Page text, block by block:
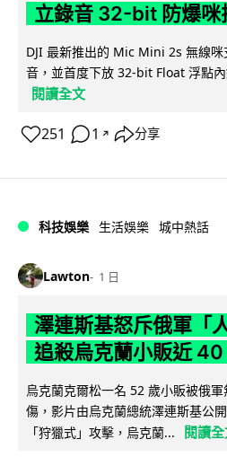
立錄音 32-bit 防爆咪
DJI 最新推出的 Mic Mini 2s 無線
音，並首度下放 32-bit Float 浮點
閱讀全文
251 1 ↗ 分享
科技娛樂 生活娛樂 城中熱話
Lawton 1 日
澤連斯基怒斥俄軍「
追殺烏克蘭小販近
烏克蘭克爾松一名 52 歲小販被俄
傷，影片由烏克蘭總統澤連斯基公
「狩獵式」攻擊，烏克蘭...
閱讀